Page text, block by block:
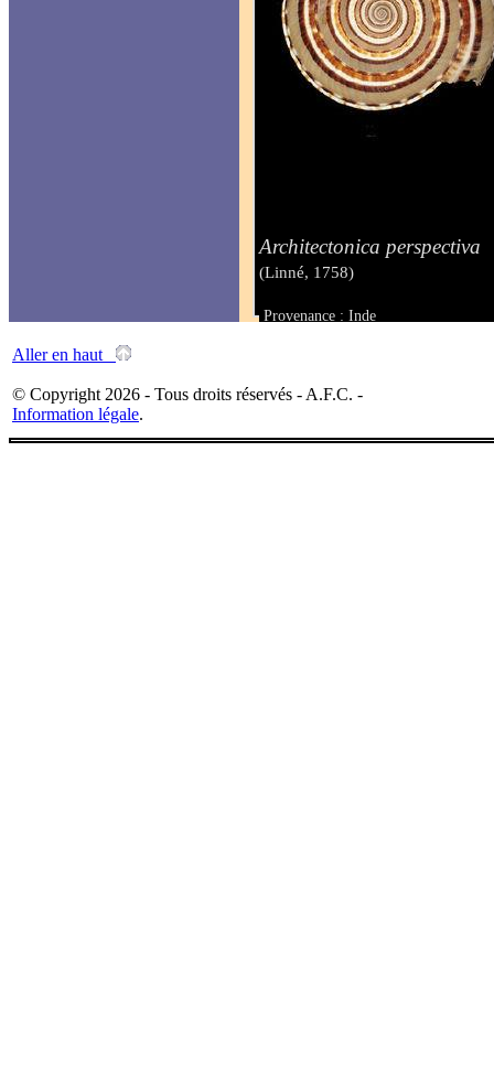
Architectonica perspectiva
(Linné, 1758)
Provenance : Inde
Aller en haut
© Copyright 2026 - Tous droits réservés - A.F.C. -
Information légale.